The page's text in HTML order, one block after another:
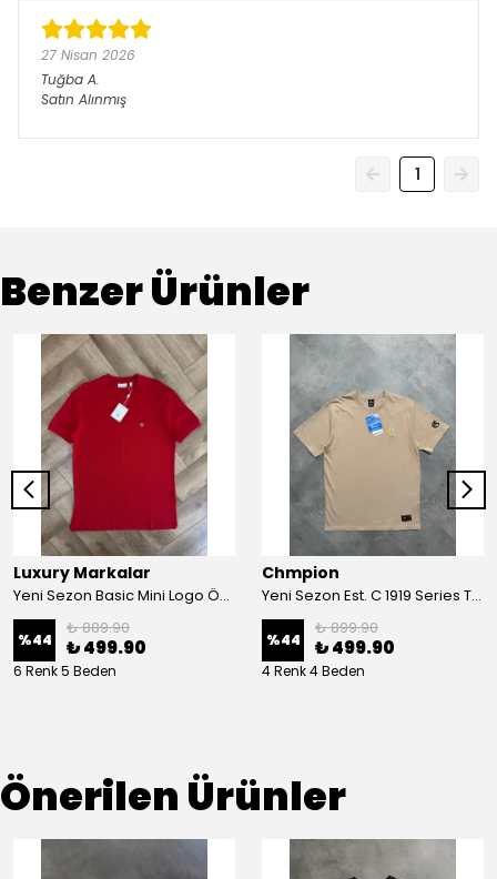
27 Nisan 2026
Tuğba A.
Satın Alınmış
1
Benzer Ürünler
Luxury Markalar
Yeni Sezon Basic Mini Logo Özel Örmek Kumaş T-shirt
%44
₺ 889.90
₺ 499.90
6 Renk 5 Beden
Chmpion
Yeni Sezon Est. C 1919 Series T-shirt
%44
₺ 899.90
₺ 499.90
4 Renk 4 Beden
Önerilen Ürünler